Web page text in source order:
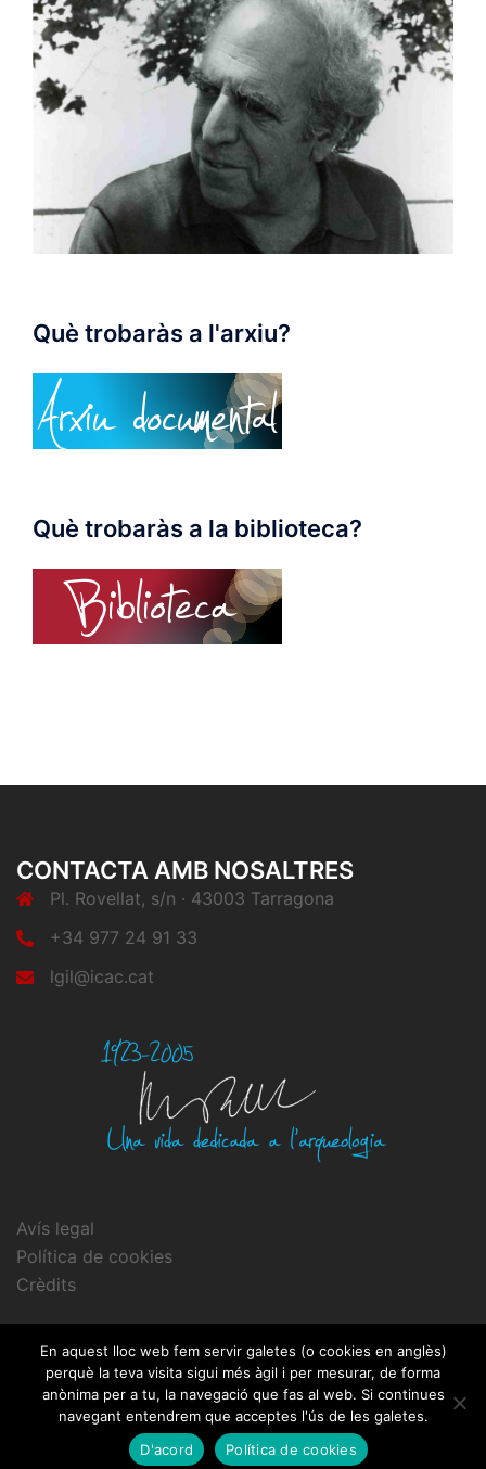
Què trobaràs a l'arxiu?
Què trobaràs a la biblioteca?
CONTACTA AMB NOSALTRES
Pl. Rovellat, s/n · 43003 Tarragona
+34 977 24 91 33
lgil@icac.cat
Avís legal
Política de cookies
Crèdits
© 2026 Fons Dr. Pere de Palol. Proudly powered by
Sydney
En aquest lloc web fem servir galetes (o cookies en anglès)
perquè la teva visita sigui més àgil i per mesurar, de forma
anònima per a tu, la navegació que fas al web. Si continues
navegant entendrem que acceptes l'ús de les galetes.
D'acord
Política de cookies